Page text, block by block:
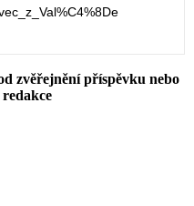
zvěřejnění příspěvku nebo